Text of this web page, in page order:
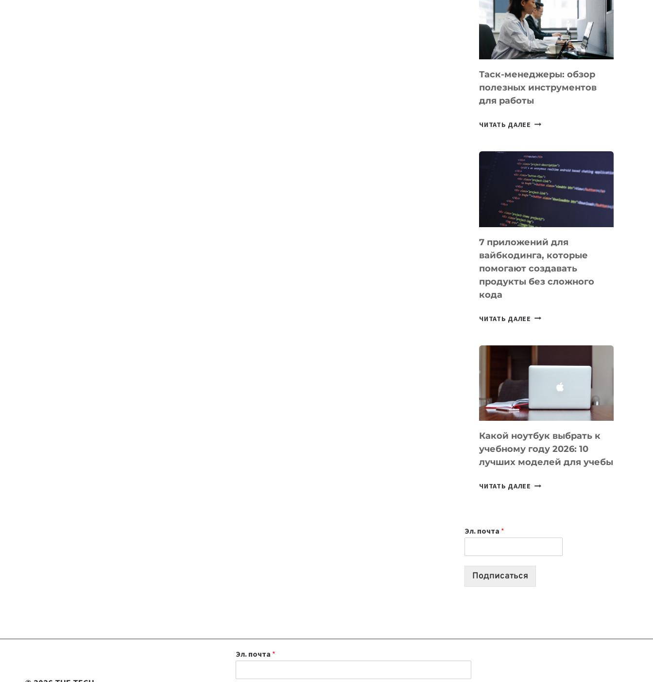
UZBEKISTAN
РАСШИРИЛАСЬ
ДО
102
СТРАН
Таск-менеджеры: обзор
полезных инструментов
для работы
ЧИТАТЬ ДАЛЕЕ ТАСК-
ПОЛЕЗНЫХ
ИНСТРУМЕНТОВ
ДЛЯ
РАБОТЫ
7 приложений для
вайбкодинга, которые
помогают создавать
продукты без сложного
кода
ЧИТАТЬ ДАЛЕЕ
КОТОРЫЕ
СОЗДАВАТЬ
БЕЗ
КОДА
Какой ноутбук выбрать к
учебному году 2026: 10
лучших моделей для учебы
ЧИТАТЬ ДАЛЕЕ КАКОЙ
2026:
10
Эл. почта *
Подписаться
Эл. почта *